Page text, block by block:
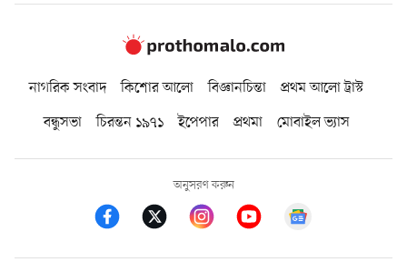
নাগরিক সংবাদ কিশোর আলো বিজ্ঞানচিন্তা
প্রথম আলো ট্রাস্ট
বন্ধুসভা
চিরন্তন ১৯৭১ ইপেপার প্রথমা মোবাইল ভ্যাস
অনুসরণ করুন